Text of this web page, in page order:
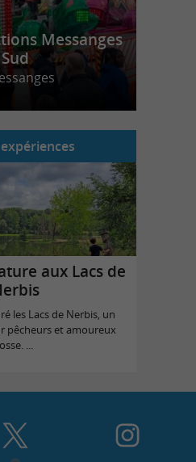
Messanges
Sud
aux Lacs de
les Lacs de Nerbis, un
pêcheurs et amoureux
...